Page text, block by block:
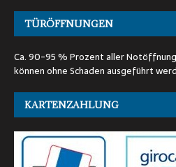
TÜRÖFFNUNGEN
Ca. 90-95 % Prozent aller
können ohne Schaden ausgeführt
KARTENZAHLUNG